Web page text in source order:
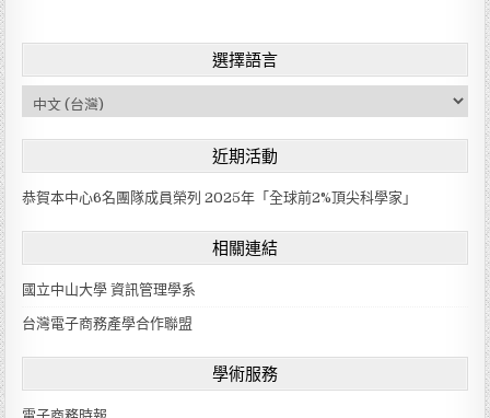
覽
選擇語言
h
o
e
a
n
g
u
a
近期活動
恭賀本中心6名團隊成員榮列 2025年「全球前2%頂尖科學家」
相關連結
國立中山大學 資訊管理學系
台灣電子商務產學合作聯盟
學術服務